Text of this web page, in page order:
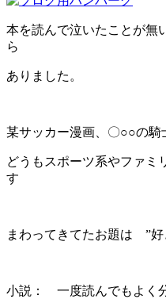
本を読んで泣いたことが無
ら
ありました。
某サッカー漫画、〇○○の騎
どうもスポーツ系やファミ
す
まわってきてたお題は ”好
小説： 一度読んでもよく